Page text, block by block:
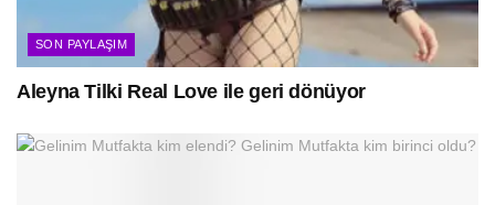
SON PAYLAŞIM
Aleyna Tilki Real Love ile geri dönüyor